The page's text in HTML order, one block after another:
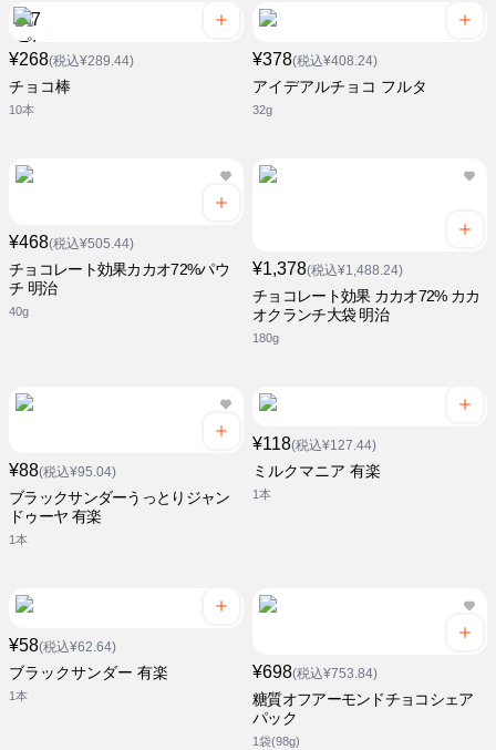
¥268(税込¥289.44)
チョコ棒
10本
¥378(税込¥408.24)
アイデアルチョコ フルタ
32g
¥468(税込¥505.44)
チョコレート効果カカオ72%パウ
チ 明治
40g
¥1,378(税込¥1,488.24)
チョコレート効果 カカオ72% カカ
オクランチ大袋 明治
180g
¥88(税込¥95.04)
ブラックサンダーうっとりジャン
ドゥーヤ 有楽
1本
¥118(税込¥127.44)
ミルクマニア 有楽
1本
¥58(税込¥62.64)
ブラックサンダー 有楽
1本
¥698(税込¥753.84)
糖質オフアーモンドチョコシェア
パック
1袋(98g)